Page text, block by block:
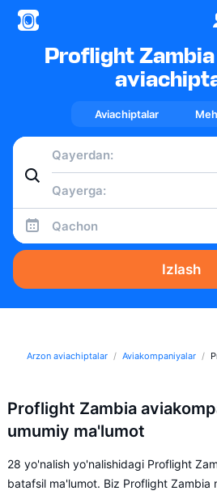
Proflight
Aviachiptalar
Qachon
Izlash
Arzon aviachiptalar Aviakompaniyalar
Proflight Zambia
umumiy ma'lumot
28 yo'nalish yo'nalishidagi Proflight
batafsil ma'lumot. Biz Proflight Zambia